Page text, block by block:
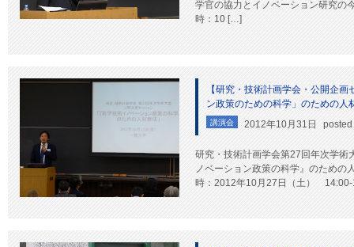
学官の協力とイノベーション研究の
時：10 […]
【研究・技術計画学会・公開企
ン政策のための科学」のための人
講演会 2012年10月31日 posted
研究・技術計画学会第27回年次学
ノベーション政策の科学』のための
時：2012年10月27日（土）